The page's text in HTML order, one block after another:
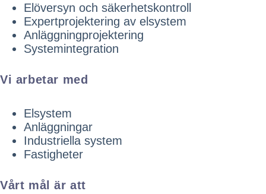
Elöversyn och säkerhetskontroll
Expertprojektering av elsystem
Anläggningprojektering
Systemintegration
Vi arbetar med
Elsystem
Anläggningar
Industriella system
Fastigheter
Vårt mål är att